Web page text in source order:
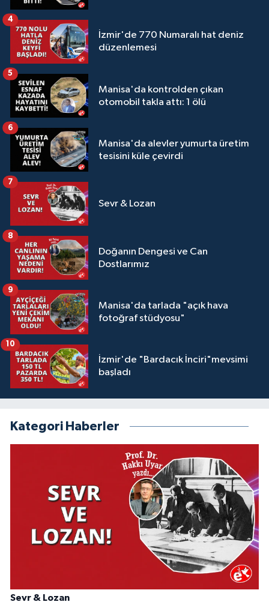
İzmir'de 770 Numaralı hat deniz
düzenlemesi
4
Manisa'da kontrolden çıkan
otomobil takla attı: 1 ölü
5
Manisa'da alevler yumurta üretim
tesisini küle çevirdi
6
Sevr & Lozan
7
Doğanın Dengesi ve Can
Dostlarımız
8
Manisa'da tarlada "açık hava
fotoğraf stüdyosu"
9
İzmir'de "Bardacık İnciri"mevsimi
başladı
10
Kategori Haberler
Sevr & Lozan